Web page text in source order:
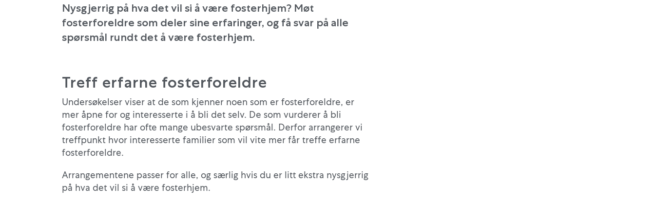
Nysgjerrig på hva det vil si å være fosterhjem? Møt
fosterforeldre som deler sine erfaringer, og få svar på alle
spørsmål rundt det å være fosterhjem.
Treff erfarne fosterforeldre
Undersøkelser viser at de som kjenner noen som er fosterforeldre, er
mer åpne for og interesserte i å bli det selv. De som vurderer å bli
fosterforeldre har ofte mange ubesvarte spørsmål. Derfor arrangerer vi
treffpunkt hvor interesserte familier som vil vite mer får treffe erfarne
fosterforeldre.
Arrangementene passer for alle, og særlig hvis du er litt ekstra nysgjerrig
på hva det vil si å være fosterhjem.